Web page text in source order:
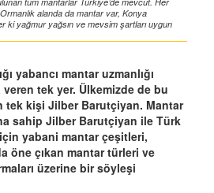
alanda da mantar var, Konya
ki yağmur yağsın ve mevsim şartları uygun
yabancı mantar uzmanlığı
tek yer. Ülkemizde de bu
tek kişi Jilber Barutçiyan. Mantar
sahip Jilber Barutçiyan ile Türk
yabani mantar çeşitleri,
öne çıkan mantar türleri ve
üzerine bir söyleşi